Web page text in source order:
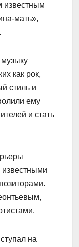
известным
мать»,
музыку
как рок,
стиль и
ему
и стать
известными
на